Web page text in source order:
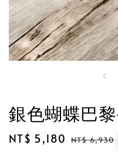
銀色蝴蝶巴
Sale
NT$ 5,180 Regular
NT$ 6,930